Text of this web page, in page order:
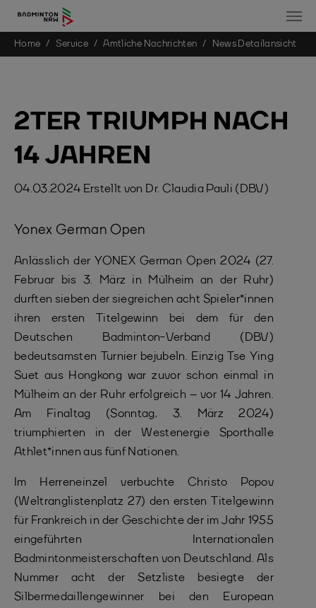
Skip to main content
You are here:
Home Service Amtliche Nachrichten News Detailansicht
2TER TRIUMPH NACH
14 JAHREN
04.03.2024 Erstellt von Dr. Claudia Pauli (DBV)
Yonex German Open
Anlässlich der YONEX German Open 2024 (27.
Februar bis 3. März in Mülheim an der Ruhr)
durften sieben der siegreichen acht Spieler*innen
ihren ersten Titelgewinn bei dem für den
Deutschen Badminton-Verband (DBV)
bedeutsamsten Turnier bejubeln. Einzig Tse Ying
Suet aus Hongkong war zuvor schon einmal in
Mülheim an der Ruhr erfolgreich – vor 14 Jahren.
Am Finaltag (Sonntag, 3. März 2024)
triumphierten in der Westenergie Sporthalle
Athlet*innen aus fünf Nationen.
Im Herreneinzel verbuchte Christo Popov
(Weltranglistenplatz 27) den ersten Titelgewinn
für Frankreich in der Geschichte der im Jahr 1955
eingeführten Internationalen
Badmintonmeisterschaften von Deutschland. Als
Nummer acht der Setzliste besiegte der
Silbermedaillengewinner bei den European